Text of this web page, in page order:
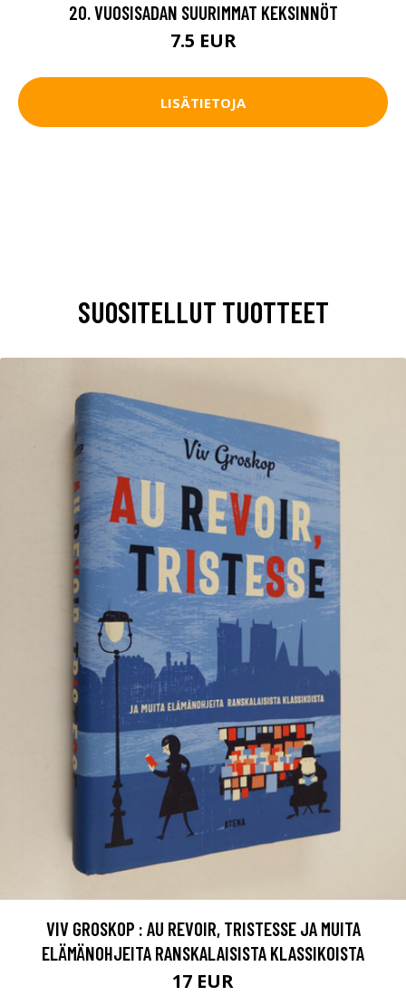
20. VUOSISADAN SUURIMMAT KEKSINNÖT
7.5 EUR
LISÄTIETOJA
SUOSITELLUT TUOTTEET
VIV GROSKOP : AU REVOIR, TRISTESSE JA MUITA
ELÄMÄNOHJEITA RANSKALAISISTA KLASSIKOISTA
17 EUR